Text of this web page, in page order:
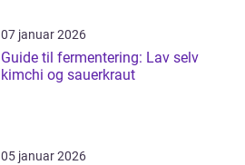
07 januar 2026
Guide til fermentering: Lav selv
kimchi og sauerkraut
05 januar 2026